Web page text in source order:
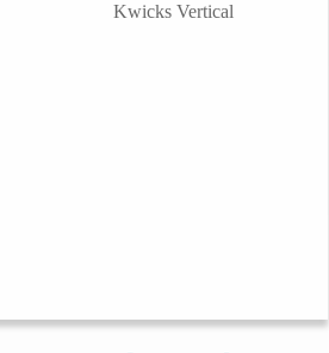
Kwicks Vertical